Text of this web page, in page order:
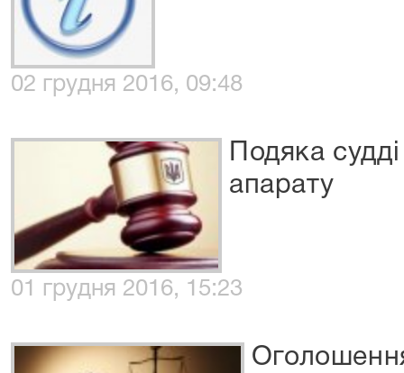
02 грудня 2016, 09:48
Подяка
апарату
01 грудня 2016, 15:23